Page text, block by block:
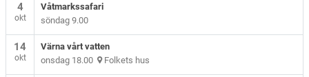
4
okt
Våtmarkssafari
söndag 9.00
14
okt
Värna vårt vatten
onsdag 18.00 Folkets hus